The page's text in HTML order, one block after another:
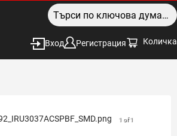
Вход Регистрация Количка
1 of 1